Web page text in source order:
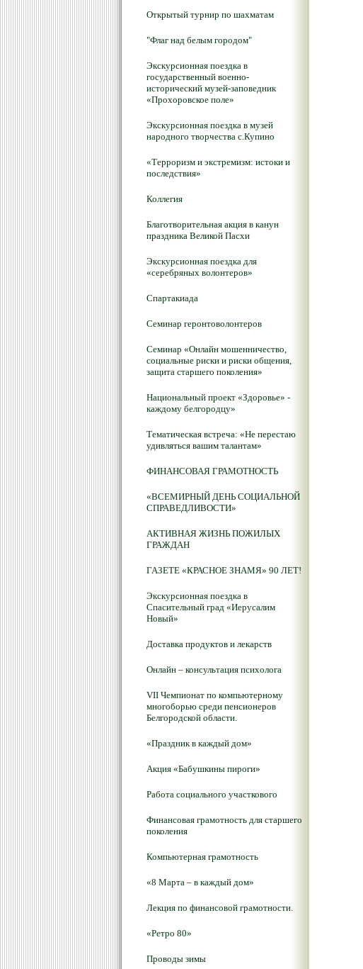
Открытый турнир по шахматам
"Флаг над белым городом"
Экскурсионная поездка в
государственный военно-
исторический музей-заповедник
«Прохоровское поле»
Экскурсионная поездка в музей
народного творчества с.Купино
«Терроризм и экстремизм: истоки и
последствия»
Коллегия
Благотворительная акция в канун
праздника Великой Пасхи
Экскурсионная поездка для
«серебряных волонтеров»
Спартакиада
Семинар геронтоволонтеров
Семинар «Онлайн мошенничество,
социальные риски и риски общения,
защита старшего поколения»
Национальный проект «Здоровье» -
каждому белгородцу»
Тематическая встреча: «Не перестаю
удивляться вашим талантам»
ФИНАНСОВАЯ ГРАМОТНОСТЬ
«ВСЕМИРНЫЙ ДЕНЬ СОЦИАЛЬНОЙ
СПРАВЕДЛИВОСТИ»
АКТИВНАЯ ЖИЗНЬ ПОЖИЛЫХ
ГРАЖДАН
ГАЗЕТЕ «КРАСНОЕ ЗНАМЯ» 90 ЛЕТ!
Экскурсионная поездка в
Спасительный град «Иерусалим
Новый»
Доставка продуктов и лекарств
Онлайн – консультация психолога
VII Чемпионат по компьютерному
многоборью среди пенсионеров
Белгородской области.
«Праздник в каждый дом»
Акция «Бабушкины пироги»
Работа социального участкового
Финансовая грамотность для старшего
поколения
Компьютерная грамотность
«8 Марта – в каждый дом»
Лекция по финансовой грамотности.
«Ретро 80»
Проводы зимы